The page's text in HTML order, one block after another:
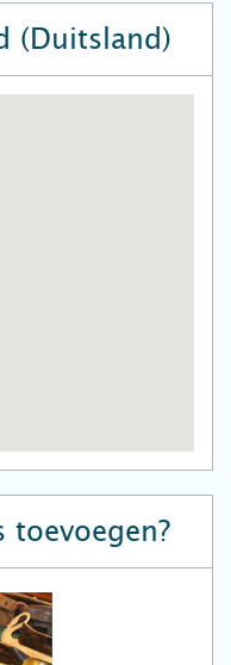
(Duitsland)
toevoegen?